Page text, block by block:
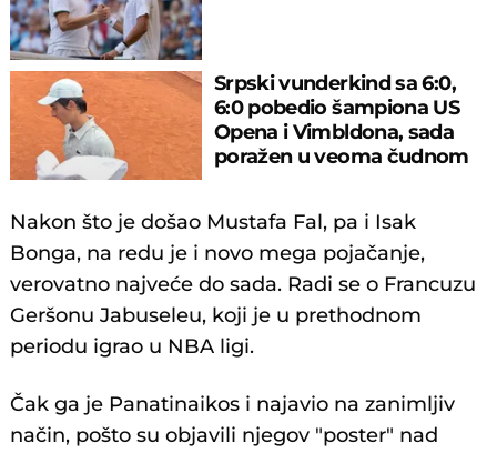
Srpski vunderkind sa 6:0,
6:0 pobedio šampiona US
Opena i Vimbldona, sada
poražen u veoma čudnom
Nakon što je došao Mustafa Fal, pa i Isak
Bonga, na redu je i novo mega pojačanje,
verovatno najveće do sada. Radi se o Francuzu
Geršonu Jabuseleu, koji je u prethodnom
periodu igrao u NBA ligi.
Čak ga je Panatinaikos i najavio na zanimljiv
način, pošto su objavili njegov "poster" nad